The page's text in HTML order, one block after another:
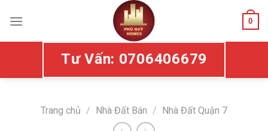
0
Tư Vấn: 0706406679
Trang chủ / Nhà Đất Bán / Nhà Đất Quận 7